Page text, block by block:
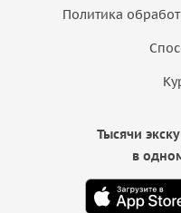
Политика
Тысячи
в